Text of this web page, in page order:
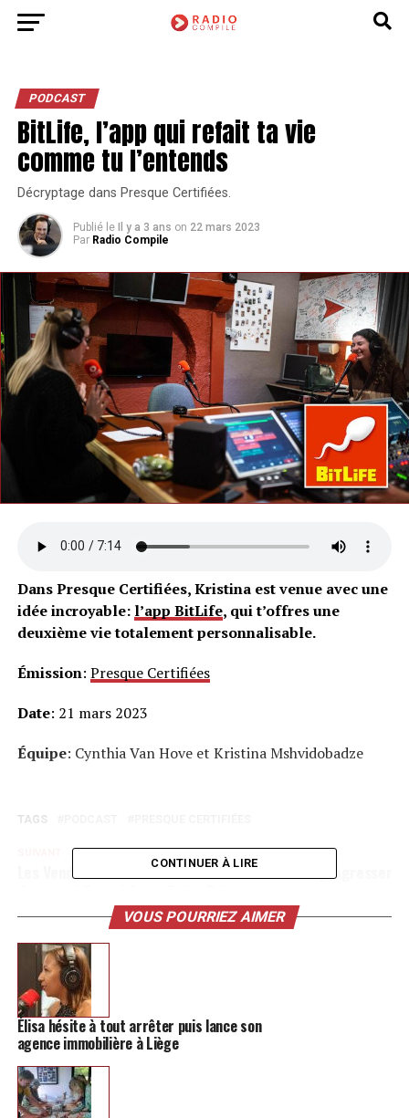
PODCAST
BitLife, l’app qui refait ta vie
comme tu l’entends
Décryptage dans Presque Certifiées.
Publié le Il y a 3 ans on 22 mars 2023
Par Radio Compile
Dans Presque Certifiées, Kristina est venue avec une
idée incroyable: l’app BitLife, qui t’offres une
deuxième vie totalement personnalisable.
Émission: Presque Certifiées
Date: 21 mars 2023
Équipe: Cynthia Van Hove et Kristina Mshvidobadze
TAGS
Les Vendredis du Théâtre continuent de faire progresser
NE MANQUEZ PAS
Manger local, gestes du quotidien: les conseils
hannutois pour vivre de façon plus écologique
CONTINUER À LIRE
VOUS POURRIEZ AIMER
Élisa hésite à tout arrêter puis lance son
agence immobilière à Liège